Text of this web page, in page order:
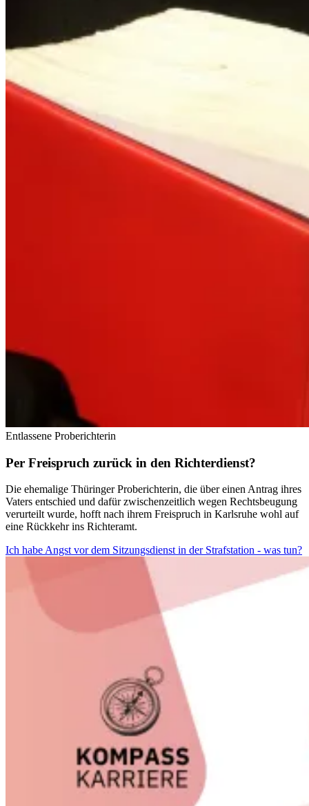
Entlassene Proberichterin
Per Freispruch zurück in den Richterdienst?
Die ehemalige Thüringer Proberichterin, die über einen Antrag ihres
Vaters entschied und dafür zwischenzeitlich wegen Rechtsbeugung
verurteilt wurde, hofft nach ihrem Freispruch in Karlsruhe wohl auf
eine Rückkehr ins Richteramt.
Ich habe Angst vor dem Sitzungsdienst in der Strafstation - was tun?